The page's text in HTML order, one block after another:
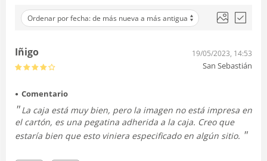
Ordenar por fecha: de más nueva a más antigua
Iñigo 19/05/2023, 14:53
San Sebastián
Comentario
La caja está muy bien, pero la imagen no está impresa en
el cartón, es una pegatina adherida a la caja. Creo que
estaría bien que esto viniera especificado en algún sitio.